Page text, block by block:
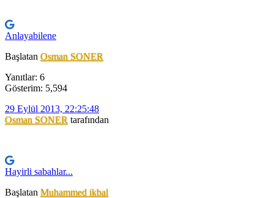
Anlayabilene
BaşlatanOsman SONER
Yanıtlar: 6
Gösterim: 5,594
29 Eylül 2013, 22:25:48
Osman SONER tarafından
Hayirli sabahlar...
Başlatan Muhammed ikbal